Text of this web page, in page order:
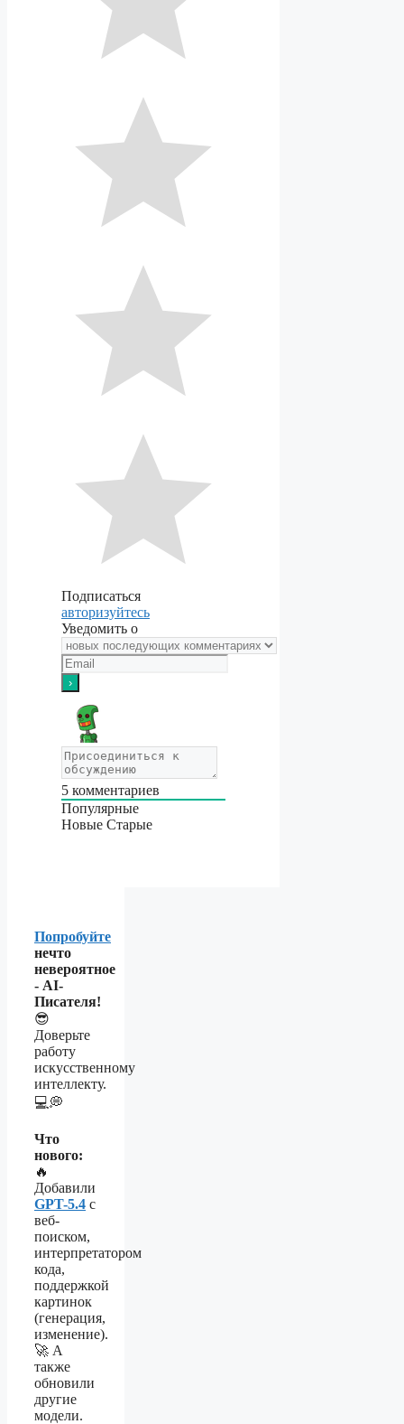
Подписаться
авторизуйтесь
Уведомить о
5 комментариев
Популярные
Новые Старые
Попробуйте
нечто
невероятное
- AI-
Писателя!
😎
Доверьте
работу
искусственному
интеллекту.
💻💭
Что
нового:
🔥
Добавили
GPT-5.4 с
веб-
поиском,
интерпретатором
кода,
поддержкой
картинок
(генерация,
изменение).
🚀 А
также
обновили
другие
модели.